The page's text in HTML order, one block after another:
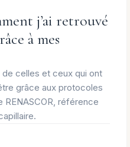
j’ai retrouvé
à mes
celles et ceux qui ont
grâce aux protocoles
référence